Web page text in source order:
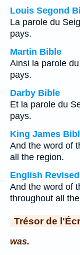
Louis Segond
La parole du
pays.
Martin Bible
Ainsi la parole
pays.
Darby Bible
Et la parole du
pays.
King James
And the word of
all the region.
English
And the word of
throughout all
Trésor de
was.